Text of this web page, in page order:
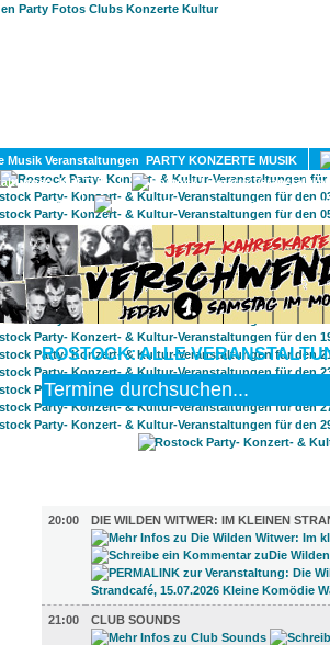
PARTY KONZERTE MUSIK
KULTUR
GAY
ROSTOCK: ALLE
20:00
DIE WILDEN WITWER: IM KLEINEN
21:00 CLUB SOUNDS